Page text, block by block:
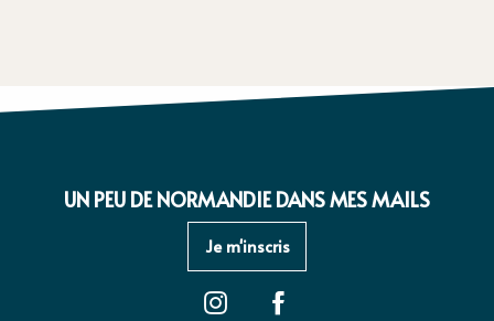
UN PEU DE NORMANDIE DANS MES MAILS
Je m'inscris